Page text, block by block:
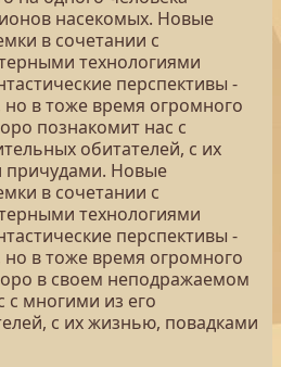
насекомых. Новые
в сочетании с
технологиями
перспективы -
в тоже время огромного
познакомит нас с
обитателей, с их
причудами. Новые
в сочетании с
технологиями
перспективы -
в тоже время огромного
в своем неподражаемом
с многими из его
с их жизнью, повадками